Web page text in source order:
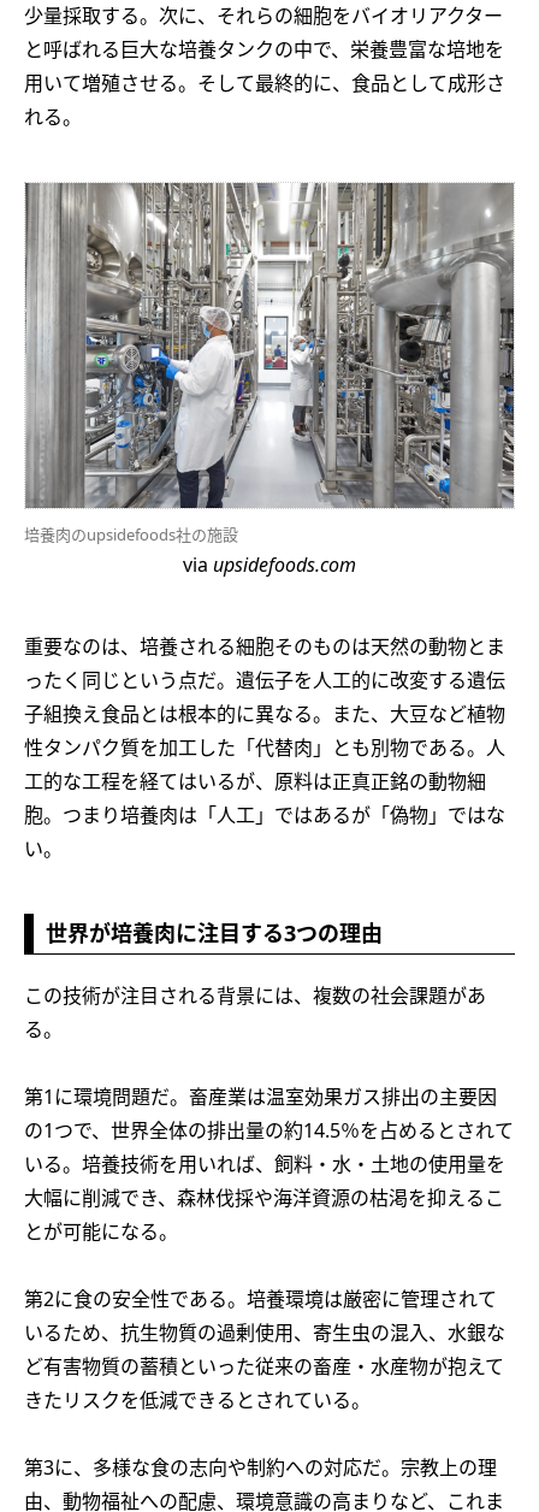
少量採取する。次に、それらの細胞をバイオリアクター
と呼ばれる巨大な培養タンクの中で、栄養豊富な培地を
用いて増殖させる。そして最終的に、食品として成形さ
れる。
培養肉のupsidefoods社の施設
via upsidefoods.com
重要なのは、培養される細胞そのものは天然の動物とま
ったく同じという点だ。遺伝子を人工的に改変する遺伝
子組換え食品とは根本的に異なる。また、大豆など植物
性タンパク質を加工した「代替肉」とも別物である。人
工的な工程を経てはいるが、原料は正真正銘の動物細
胞。つまり培養肉は「人工」ではあるが「偽物」ではな
い。
世界が培養肉に注目する3つの理由
この技術が注目される背景には、複数の社会課題があ
る。
第1に環境問題だ。畜産業は温室効果ガス排出の主要因
の1つで、世界全体の排出量の約14.5％を占めるとされて
いる。培養技術を用いれば、飼料・水・土地の使用量を
大幅に削減でき、森林伐採や海洋資源の枯渇を抑えるこ
とが可能になる。
第2に食の安全性である。培養環境は厳密に管理されて
いるため、抗生物質の過剰使用、寄生虫の混入、水銀な
ど有害物質の蓄積といった従来の畜産・水産物が抱えて
きたリスクを低減できるとされている。
第3に、多様な食の志向や制約への対応だ。宗教上の理
由、動物福祉への配慮、環境意識の高まりなど、これま